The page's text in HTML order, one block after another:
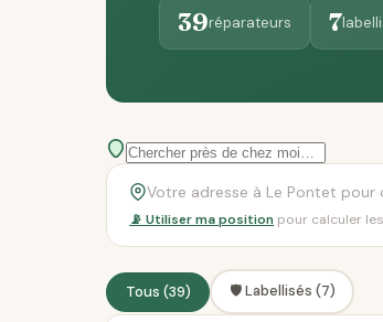
39réparateurs 7
📡 Utiliser ma position pour calculer
Tous (39) 🛡️ Labellisés (7)